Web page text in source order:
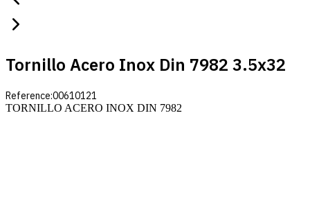
Tornillo Acero Inox Din 7982 3.5x32
Reference:00610121
TORNILLO ACERO INOX DIN 7982